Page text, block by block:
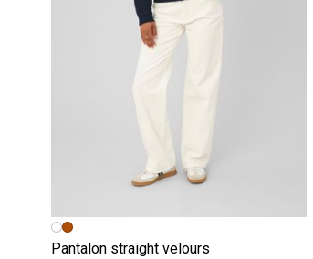
Pantalon straight velours